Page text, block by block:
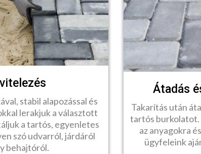
stabil alapozással és
lerakjuk a választott
a tartós, egyenletes
szó udvarról, járdáról
behajtóról.
Átadás
Takarítás után
tartós burkolatot.
az anyagokra
ügyfeleink